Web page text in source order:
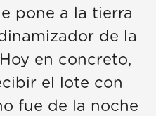
pone a la tierra
de la
en concreto,
el lote con
fue de la noche